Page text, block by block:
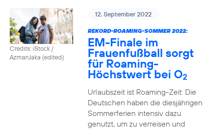
Credits: iStock /
AzmanJaka (edited)
12. September 2022
REKORD-ROAMING-SOMMER 2022:
EM-Finale im
Frauenfußball sorgt
für Roaming-
Höchstwert bei O2
Urlaubszeit ist Roaming-Zeit: Die
Deutschen haben die diesjährigen
Sommerferien intensiv dazu
genutzt, um zu verreisen und